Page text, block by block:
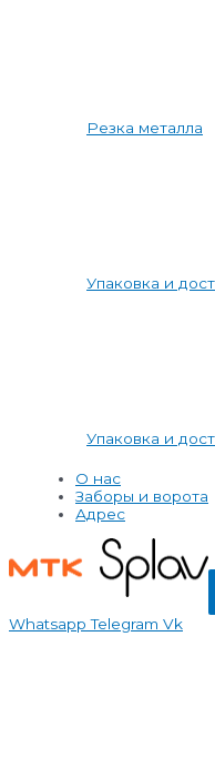
Резка металла
Упаковка и
Упаковка и
О нас
Заборы и ворота
Адрес
Whatsapp Telegram Vk